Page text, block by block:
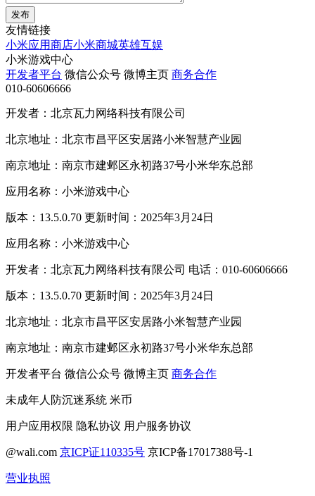
发布
友情链接
小米应用商店小米商城英雄互娱
小米游戏中心
开发者平台 微信公众号 微博主页 商务合作
010-60606666
开发者：北京瓦力网络科技有限公司
北京地址：北京市昌平区安居路小米智慧产业园
南京地址：南京市建邺区永初路37号小米华东总部
应用名称：小米游戏中心
版本：13.5.0.70 更新时间：2025年3月24日
应用名称：小米游戏中心
开发者：北京瓦力网络科技有限公司 电话：010-60606666
版本：13.5.0.70 更新时间：2025年3月24日
北京地址：北京市昌平区安居路小米智慧产业园
南京地址：南京市建邺区永初路37号小米华东总部
开发者平台 微信公众号 微博主页 商务合作
未成年人防沉迷系统 米币
用户应用权限 隐私协议 用户服务协议
@wali.com 京ICP证110335号 京ICP备17017388号-1
营业执照